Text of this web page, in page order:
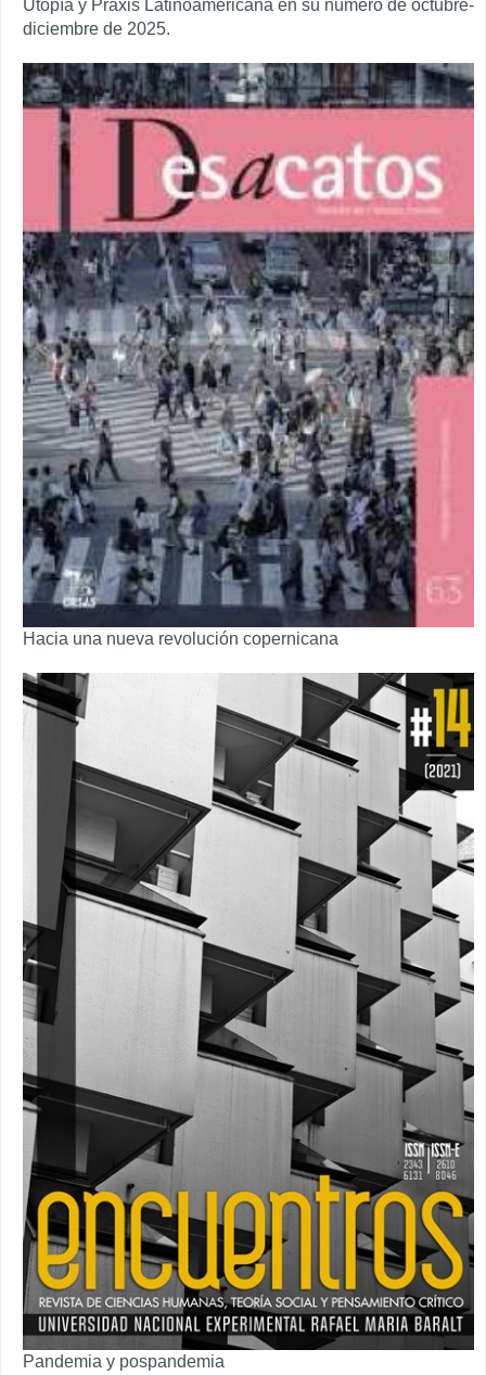
Utopía y Praxis Latinoamericana en su número de octubre-
diciembre de 2025.
Hacia una nueva revolución copernicana
Pandemia y pospandemia